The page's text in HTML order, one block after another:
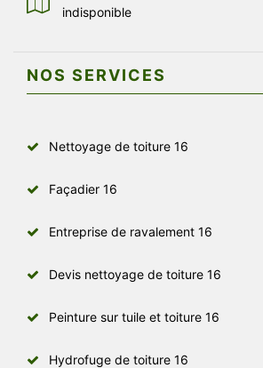
indisponible
NOS SERVICES
Nettoyage de toiture 16
Façadier 16
Entreprise de ravalement 16
Devis nettoyage de toiture 16
Peinture sur tuile et toiture 16
Hydrofuge de toiture 16